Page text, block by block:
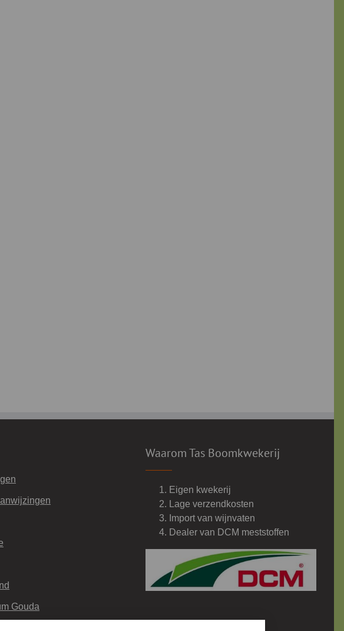
Gouda
Waarom Tas Boomkwekerij
Eigen kwekerij
Lage verzendkosten
Import van wijnvaten
Dealer van DCM meststoffen